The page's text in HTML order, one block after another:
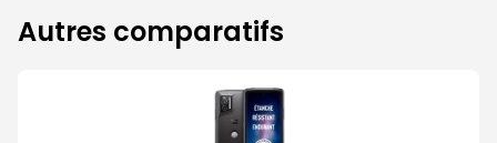
Autres comparatifs